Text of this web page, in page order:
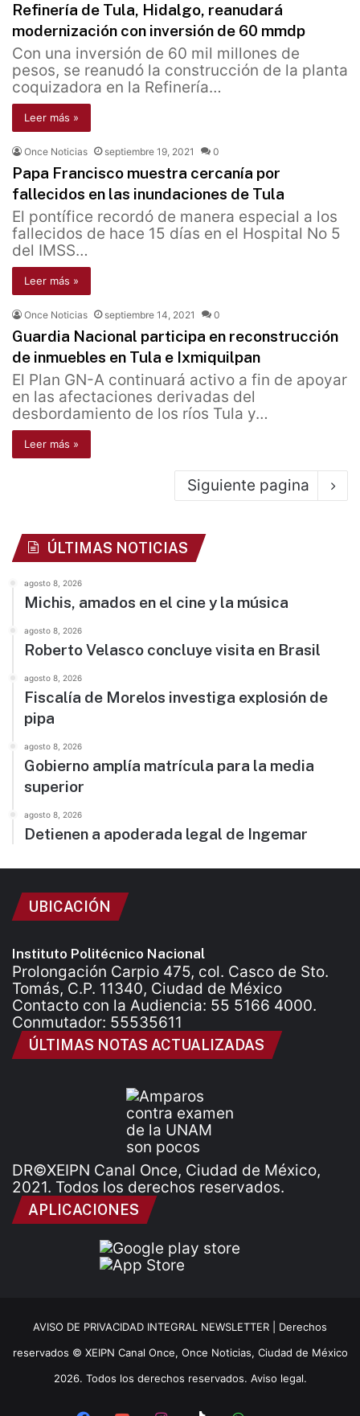
Refinería de Tula, Hidalgo, reanudará
modernización con inversión de 60 mmdp
Con una inversión de 60 mil millones de
pesos, se reanudó la construcción de la planta
coquizadora en la Refinería…
Leer más »
Once Noticias septiembre 19, 2021 0
Papa Francisco muestra cercanía por
fallecidos en las inundaciones de Tula
El pontífice recordó de manera especial a los
fallecidos de hace 15 días en el Hospital No 5
del IMSS…
Leer más »
Once Noticias septiembre 14, 2021 0
Guardia Nacional participa en reconstrucción
de inmuebles en Tula e Ixmiquilpan
El Plan GN-A continuará activo a fin de apoyar
en las afectaciones derivadas del
desbordamiento de los ríos Tula y…
Leer más »
Siguiente pagina
ÚLTIMAS NOTICIAS
agosto 8, 2026
Michis, amados en el cine y la música
agosto 8, 2026
Roberto Velasco concluye visita en Brasil
agosto 8, 2026
Fiscalía de Morelos investiga explosión de
pipa
agosto 8, 2026
Gobierno amplía matrícula para la media
superior
agosto 8, 2026
Detienen a apoderada legal de Ingemar
UBICACIÓN
Instituto Politécnico Nacional
Prolongación Carpio 475, col. Casco de Sto.
Tomás, C.P. 11340, Ciudad de México
Contacto con la Audiencia: 55 5166 4000.
Conmutador: 55535611
ÚLTIMAS NOTAS ACTUALIZADAS
DR©XEIPN Canal Once, Ciudad de México,
2021. Todos los derechos reservados.
APLICACIONES
AVISO DE PRIVACIDAD INTEGRAL NEWSLETTER | Derechos
reservados © XEIPN Canal Once, Once Noticias, Ciudad de México
2026. Todos los derechos reservados. Aviso legal.